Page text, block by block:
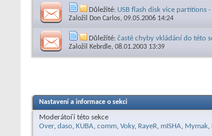
Důležité: USB flash disk vice partitions
Založil Don Carlos, 09.05.2006 14:24
Důležité: časté chyby vkládání do této
Založil Kebrdle, 08.01.2003 13:39
Nastavení a informace o sekci
Moderátoři této sekce
Over, daso, KUBA, comm, Voky, RayeR, mISHA, Mymak,